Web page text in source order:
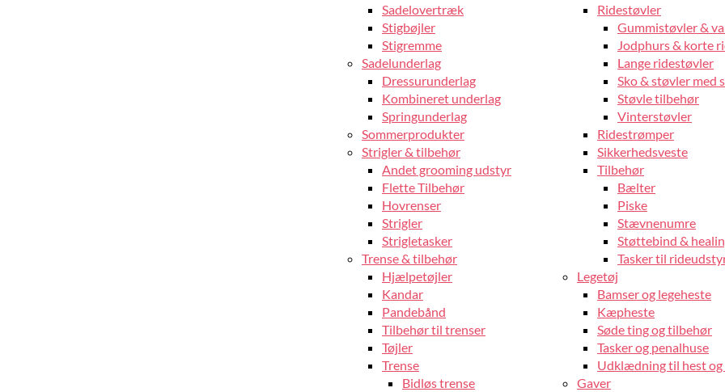
Sadelovertræk
Stigbøjler
Stigremme
Sadelunderlag
Dressurunderlag
Kombineret underlag
Springunderlag
Sommerprodukter
Strigler & tilbehør
Andet grooming udstyr
Flette Tilbehør
Hovrenser
Strigler
Strigletasker
Trense & tilbehør
Hjælpetøjler
Kandar
Pandebånd
Tilbehør til trenser
Tøjler
Trense
Bidløs trense
Ridestøvler
Gummistøvler &
Jodphurs & korte
Lange ridestøvler
Sko & støvler med
Støvle tilbehør
Vinterstøvler
Ridestrømper
Sikkerhedsveste
Tilbehør
Bælter
Piske
Stævnenumre
Støttebind &
Tasker til
Legetøj
Bamser og legeheste
Kæpheste
Søde ting og tilbehør
Tasker og penalhuse
Udklædning til hest
Gaver